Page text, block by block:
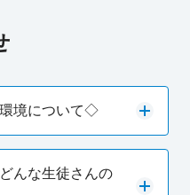
境について◇
んな生徒さんの